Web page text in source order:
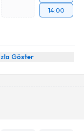
14:00
Göster